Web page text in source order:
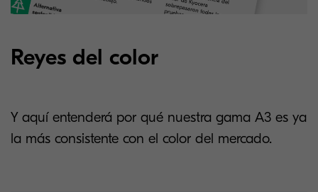
Reyes del color
Y aquí entenderá por qué nuestra gama A3 es ya
la más consistente con el color del mercado.